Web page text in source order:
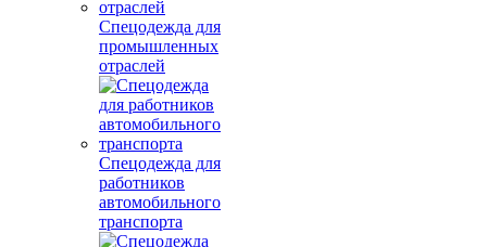
Спецодежда для
промышленных
отраслей
Спецодежда для
работников
автомобильного
транспорта